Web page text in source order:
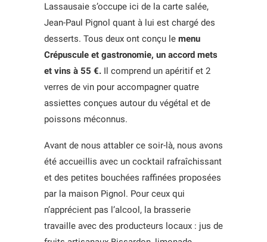
Lassausaie s’occupe ici de la carte salée,
Jean-Paul Pignol quant à lui est chargé des
desserts. Tous deux ont conçu le menu
Crépuscule et gastronomie, un accord mets
et vins à 55 €. Il comprend un apéritif et 2
verres de vin pour accompagner quatre
assiettes conçues autour du végétal et de
poissons méconnus.
Avant de nous attabler ce soir-là, nous avons
été accueillis avec un cocktail rafraîchissant
et des petites bouchées raffinées proposées
par la maison Pignol. Pour ceux qui
n’apprécient pas l’alcool, la brasserie
travaille avec des producteurs locaux : jus de